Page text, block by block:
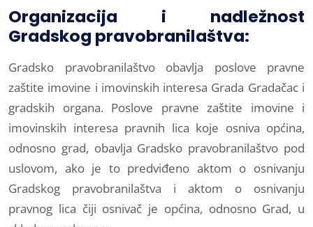
Organizacija i nadležnost
Gradskog pravobranilaštva:
Gradsko pravobranilaštvo obavlja poslove pravne
zaštite imovine i imovinskih interesa Grada Gradačac i
gradskih organa. Poslove pravne zaštite imovine i
imovinskih interesa pravnih lica koje osniva općina,
odnosno grad, obavlja Gradsko pravobranilaštvo pod
uslovom, ako je to predviđeno aktom o osnivanju
Gradskog pravobranilaštva i aktom o osnivanju
pravnog lica čiji osnivač je općina, odnosno Grad, u